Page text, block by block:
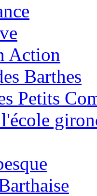
Action
Barthes
Petits